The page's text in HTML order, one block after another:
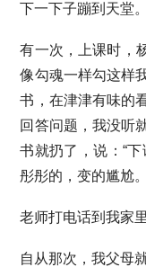
下一下子蹦到天堂。
有一次，上课时，
像勾魂一样勾这样
书，在津津有味的
回答问题，我没听
书就扔了，说：“
彤彤的，变的尴尬。
老师打电话到我家
自从那次，我父母